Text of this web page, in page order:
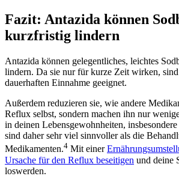
Fazit: Antazida können
kurzfristig lindern
Antazida können gelegentliches, leichtes
lindern. Da sie nur für kurze Zeit wirken,
dauerhaften Einnahme geeignet.
Außerdem reduzieren sie, wie andere
Reflux selbst, sondern machen ihn nur
in deinen Lebensgewohnheiten,
sind daher sehr viel sinnvoller als die
Medikamenten.4 Mit einer
Ursache für den Reflux beseitigen und deine
loswerden.